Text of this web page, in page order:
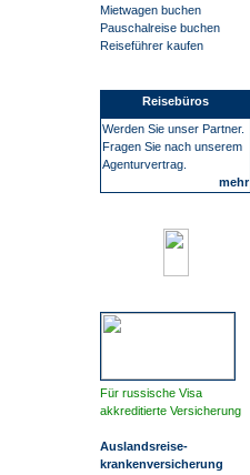
Mietwagen buchen
Pauschalreise buchen
Reiseführer kaufen
Reisebüros
Werden Sie unser Partner.
Fragen Sie nach unserem
Agenturvertrag.
mehr
Für russische Visa
akkreditierte Versicherung
Auslandsreise-
krankenversicherung